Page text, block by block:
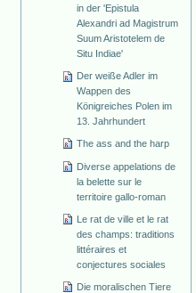
in der 'Epistula
Alexandri ad Magistrum
Suum Aristotelem de
Situ Indiae'
Der weiße Adler im
Wappen des
Königreiches Polen im
13. Jahrhundert
The ass and the harp
Diverse appelations de
la belette sur le
territoire gallo-roman
Le rat de ville et le rat
des champs: traditions
littéraires et
conjectures sociales
Die moralischen Tiere